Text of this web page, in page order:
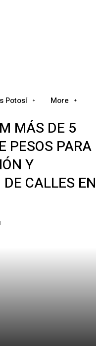
Potosí More
MÁS DE 5
PESOS PARA
Y
CALLES EN